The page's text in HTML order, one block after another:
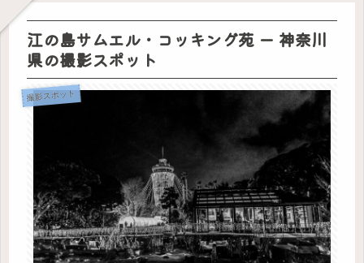
江の島サムエル・コッキング苑 ー 神奈川
県の撮影スポット
撮影スポット